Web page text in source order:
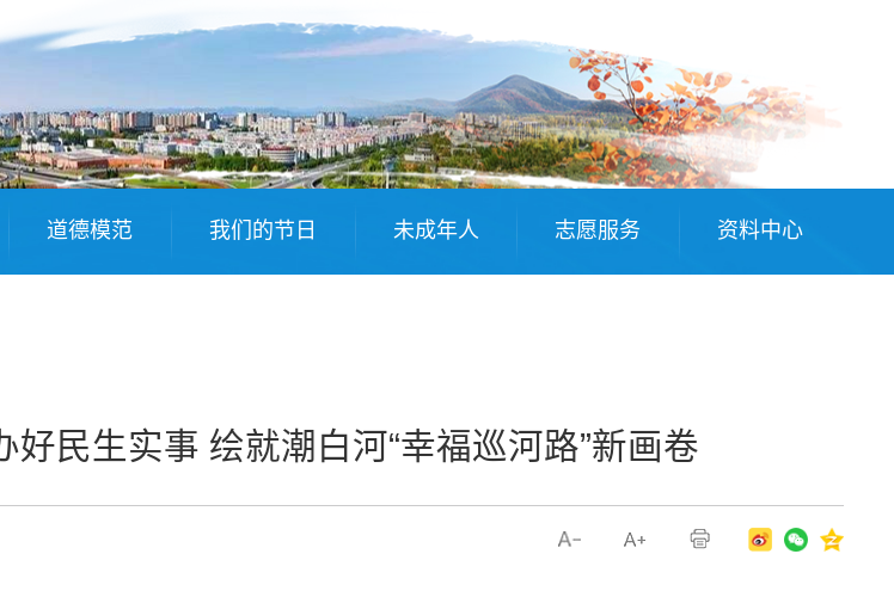
道德模范 我们的节日 未成年人 志愿服务 资料中心
好民生实事 绘就潮白河“幸福巡河路”新画卷